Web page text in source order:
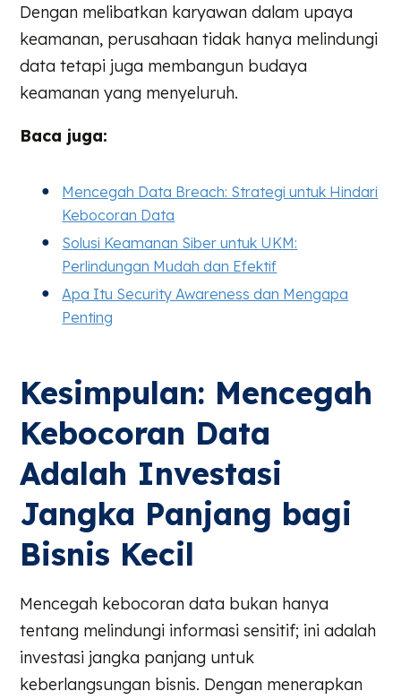
Dengan melibatkan karyawan dalam upaya
keamanan, perusahaan tidak hanya melindungi
data tetapi juga membangun budaya
keamanan yang menyeluruh.
Baca juga:
Mencegah Data Breach: Strategi untuk Hindari
Kebocoran Data
Solusi Keamanan Siber untuk UKM:
Perlindungan Mudah dan Efektif
Apa Itu Security Awareness dan Mengapa
Penting
Kesimpulan: Mencegah
Kebocoran Data
Adalah Investasi
Jangka Panjang bagi
Bisnis Kecil
Mencegah kebocoran data bukan hanya
tentang melindungi informasi sensitif; ini adalah
investasi jangka panjang untuk
keberlangsungan bisnis. Dengan menerapkan